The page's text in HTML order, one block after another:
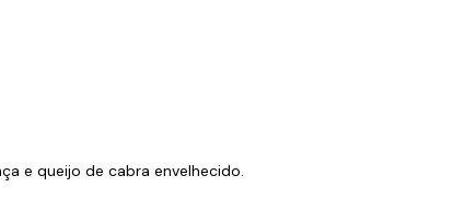
e queijo de cabra envelhecido.